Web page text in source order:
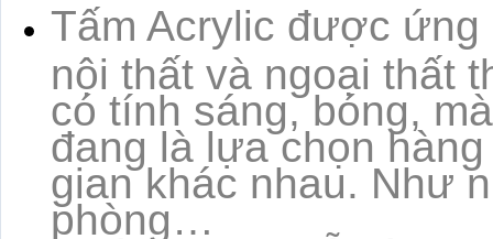
Tấm Acrylic được
nội thất và ngoại thất
có tính sáng, bóng,
đang là lựa chọn
gian khác nhau. Như
phòng…